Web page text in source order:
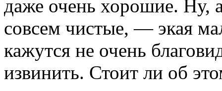
даже очень хорошие. Ну,
совсем чистые, — экая
кажутся не очень
извинить. Стоит ли об